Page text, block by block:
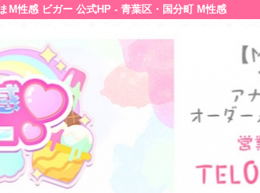
M性感 ビガー 公式HP - 青葉区・国分町 M性感